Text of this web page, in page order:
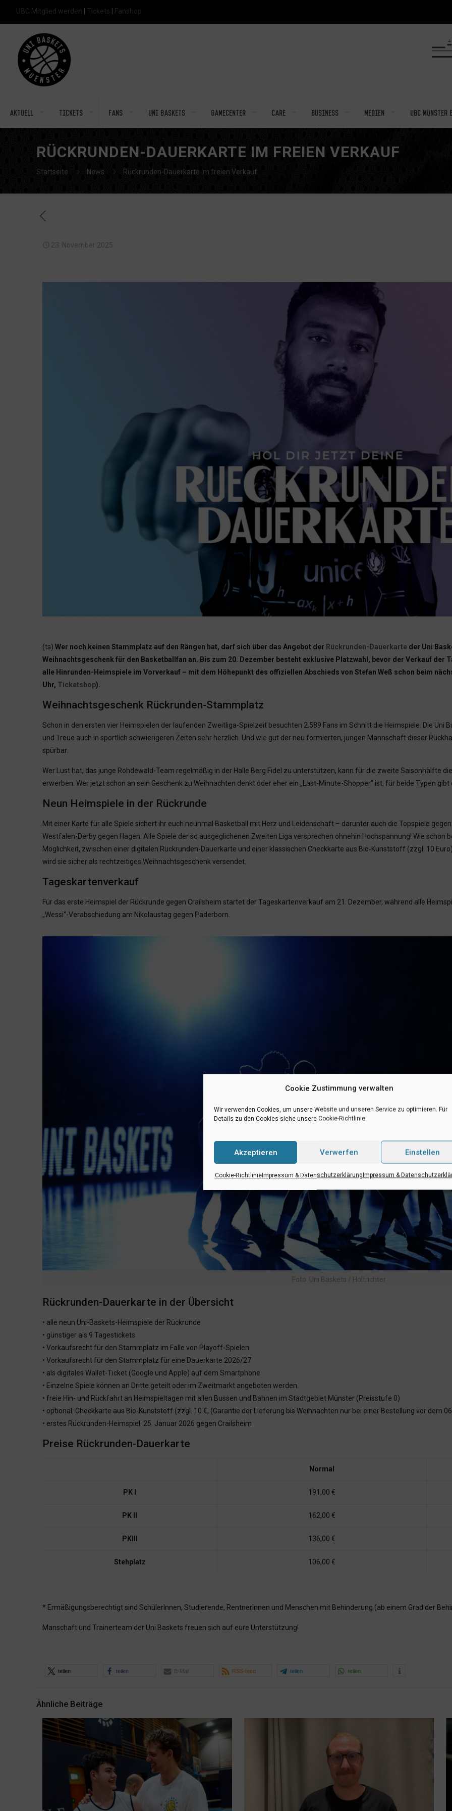
Cookie Zustimmung verwalten
Wir verwenden Cookies, um unsere Website und unseren Service zu optimieren. Für
Details zu den Cookies siehe unsere Cookie-Richtlinie.
Akzeptieren Verwerfen Einstellen
Cookie-RichtlinieImpressum & DatenschutzerklärungImpressum &
UBC Mitglied werden Tickets Fanshop
Aktuell Tickets Fans Uni Baskets Gamecenter Care Business Medien UBC Münster
RÜCKRUNDEN-DAUERKARTE IM FREIEN VERKAUF
Startseite News Rückrunden-Dauerkarte im freien Verkauf
23. November 2025
(ts) Wer noch keinen Stammplatz auf den Rängen hat, darf sich über das Angebot der Rückrunden-Dauerkarte der Uni
Weihnachtsgeschenk für den Basketballfan an. Bis zum 20. Dezember besteht exklusive Platzwahl, bevor der Verkauf der
alle Hinrunden-Heimspiele im Vorverkauf – mit dem Höhepunkt des offiziellen Abschieds von Stefan Weß schon beim
Uhr, Ticketshop).
Weihnachtsgeschenk Rückrunden-Stammplatz
Schon in den ersten vier Heimspielen der laufenden Zweitliga-Spielzeit besuchten 2.589 Fans im Schnitt die Heimspiele. Die
und Treue auch in sportlich schwierigeren Zeiten sehr herzlich. Und wie gut der neu formierten, jungen Mannschaft dieser
spürbar.
Wer Lust hat, das junge Rohdewald-Team regelmäßig in der Halle Berg Fidel zu unterstützen, kann für die zweite Saisonhälfte
erwerben. Wer jetzt schon an sein Geschenk zu Weihnachten denkt oder eher ein „Last-Minute-Shopper“ ist, für beide Typen
Neun Heimspiele in der Rückrunde
Mit einer Karte für alle Spiele sichert ihr euch neunmal Basketball mit Herz und Leidenschaft – darunter auch die Topspiele
Westfalen-Derby gegen Hagen. Alle Spiele der so ausgeglichenen Zweiten Liga versprechen ohnehin Hochspannung! Wie
Möglichkeit, zwischen einer digitalen Rückrunden-Dauerkarte und einer klassischen Checkkarte aus Bio-Kunststoff (zzgl. 10
wird sie sicher als rechtzeitiges Weihnachtsgeschenk versendet.
Tageskartenverkauf
Für das erste Heimspiel der Rückrunde gegen Crailsheim startet der Tageskartenverkauf am 21. Dezember, während alle
„Wessi“-Verabschiedung am Nikolaustag gegen Paderborn.
Foto: Uni Baskets / Holtrichter
Rückrunden-Dauerkarte in der Übersicht
• alle neun Uni-Baskets-Heimspiele der Rückrunde
• günstiger als 9 Tagestickets
• Vorkaufsrecht für den Stammplatz im Falle von Playoff-Spielen
• Vorkaufsrecht für den Stammplatz für eine Dauerkarte 2026/27
• als digitales Wallet-Ticket (Google und Apple) auf dem Smartphone
• Einzelne Spiele können an Dritte geteilt oder im Zweitmarkt angeboten werden.
• freie Hin- und Rückfahrt an Heimspieltagen mit allen Bussen und Bahnen im Stadtgebiet Münster (Preisstufe 0)
• optional: Checkkarte aus Bio-Kunststoff (zzgl. 10 €, (Garantie der Lieferung bis Weihnachten nur bei einer Bestellung vor dem
• erstes Rückrunden-Heimspiel: 25. Januar 2026 gegen Crailsheim
Preise Rückrunden-Dauerkarte
Normal
PK I 191,00 €
PK II 162,00 €
PKIII 136,00 €
Stehplatz 106,00 €
* Ermäßigungsberechtigt sind SchülerInnen, Studierende, RentnerInnen und Menschen mit Behinderung (ab einem Grad der
Manschaft und Trainerteam der Uni Baskets freuen sich auf eure Unterstützung!
teilen teilen E-Mail RSS-feed teilen teilen
Ähnliche Beiträge